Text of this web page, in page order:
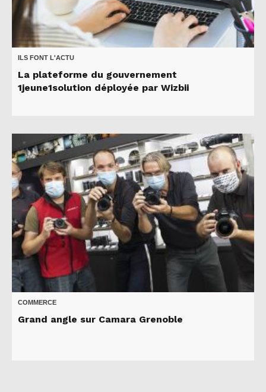
ILS FONT L'ACTU
La plateforme du gouvernement
1jeune1solution déployée par Wizbii
COMMERCE
Grand angle sur Camara Grenoble